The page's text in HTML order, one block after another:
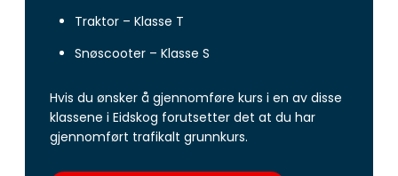
Traktor – Klasse T
Snøscooter – Klasse S
Hvis du ønsker å gjennomføre kurs i en av disse
klassene i Eidskog forutsetter det at du har
gjennomført trafikalt grunnkurs.